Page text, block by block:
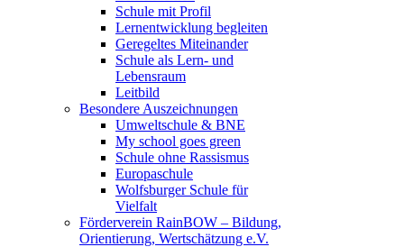
Schule mit Profil
Lernentwicklung begleiten
Geregeltes Miteinander
Schule als Lern- und
Lebensraum
Leitbild
Besondere Auszeichnungen
Umweltschule & BNE
My school goes green
Schule ohne Rassismus
Europaschule
Wolfsburger Schule für
Vielfalt
Förderverein RainBOW – Bildung,
Orientierung, Wertschätzung e.V.